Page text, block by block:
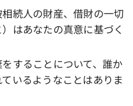
続人の財産、借財の一切
はあなたの真意に基づく
することについて、誰か
いるようなことはありま